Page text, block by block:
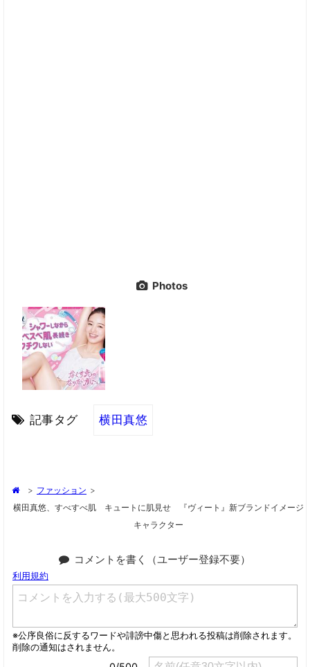
Photos
記事タグ 横田真悠
> ファッション >
横田真悠、すべすべ肌 キュートに肌見せ 『ヴィート』新ブランドイメージ
キャラクター
コメントを書く（ユーザー登録不要）